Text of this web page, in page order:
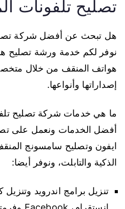
تصليح تلفونات
هل تبحث عن أفضل شركة
نوفر لكم خدمة ورشة تصليح
هواتف المنقف من خلال
إصداراتها وأنواعها.
ما هي خدمات شركة تصليح
أفضل الخدمات ونعمل على
ايفون وتصليح سامسونج
الذكية والتابلت، ونوفر أيضا:
تنزيل برامج اندرويد